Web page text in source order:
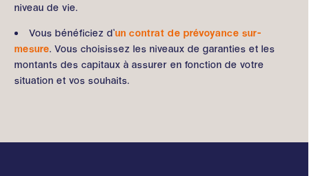
niveau de vie.
Vous bénéficiez d’un contrat de prévoyance sur-
mesure. Vous choisissez les niveaux de garanties et les
montants des capitaux à assurer en fonction de votre
situation et vos souhaits.